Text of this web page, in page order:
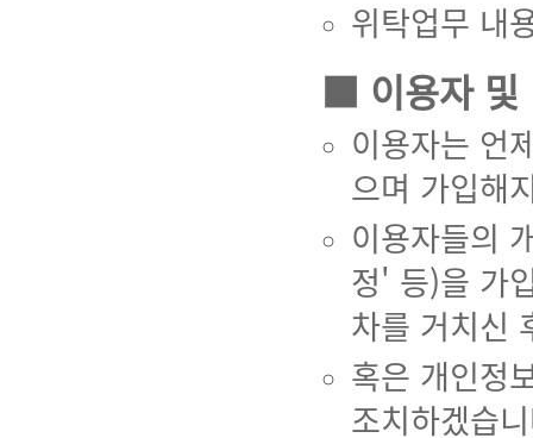
위탁업무 내
■ 이용자 및
이용자는 언
으며 가입해
이용자들의
정' 등)을 가
차를 거치신
혹은 개인정
조치하겠습